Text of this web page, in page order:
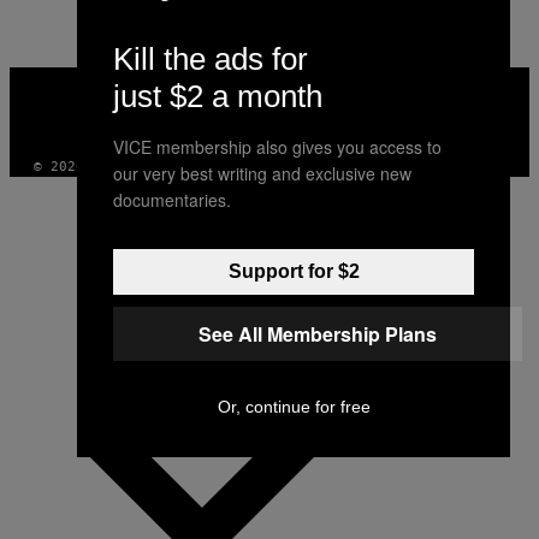
MEDIA
© 2026 VICE DIGITAL PUBLISHING, LLC
Kill the ads for
just $2 a month
VICE membership also gives you access to
our very best writing and exclusive new
documentaries.
Support for $2
See All Membership Plans
Or, continue for free